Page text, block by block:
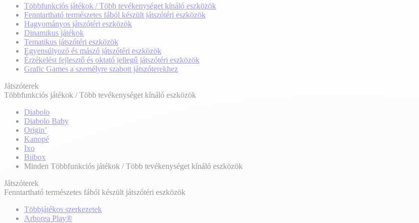
Többfunkciós játékok / Több tevékenységet kínáló eszközök
Fenntartható természetes fából készült játszótéri eszközök
Hagyományos játszótéri eszközök
Dinamikus játékok
Tematikus játszótéri eszközök
Egyensúlyozó és mászó játszótéri eszközök
Érzékelést fejlesztő és oktató jellegű játszótéri eszközök
Grafic Games a személyre szabott játszóterekhez
Játszóterek
Többfunkciós játékok / Több tevékenységet kínáló eszközök
Diabolo
Diabolo Baby
Origin’
Kanopé
Ixo
Biibox
Minden Többfunkciós játékok / Több tevékenységet kínáló eszközök
Játszóterek
Fenntartható természetes fából készült játszótéri eszközök
Többjátékos szerkezetek
Arborea Play®